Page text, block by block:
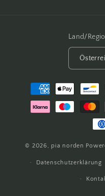
Land/
Zahlungsmethoden
© 2026, pia norden
Datenschutzerklärung